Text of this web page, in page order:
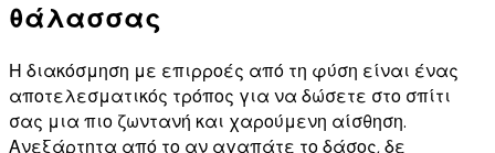
θάλασσας
Η διακόσμηση με επιρροές από τη φύση είναι ένας
αποτελεσματικός τρόπος για να δώσετε στο σπίτι
σας μια πιο ζωντανή και χαρούμενη αίσθηση.
Ανεξάρτητα από το αν αγαπάτε το δάσος, δε